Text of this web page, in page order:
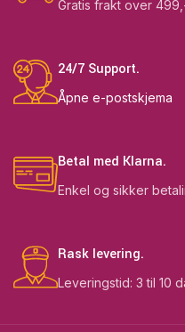
Gratis frakt over
24/7 Support.
Åpne e-postskjema
Betal med Klarna.
Enkel og sikker
Rask levering.
Leveringstid: 3 til 10